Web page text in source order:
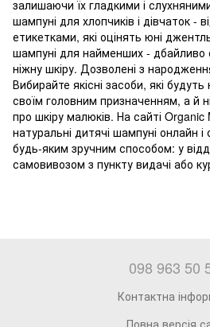
залишаючи їх гладкими і
шампуні для хлопчиків і дівчаток -
етикетками, які оцінять юні
шампуні для найменших -
ніжну шкіру. Дозволені з
Вибирайте якісні засоби, які
своїм головним призначенням, а й
про шкіру малюків. На сайті
натуральні дитячі шампуні онлайн
будь-яким зручним способом: у
самовивозом з пункту видачі або
098 963 50
Контактна
Повна версія